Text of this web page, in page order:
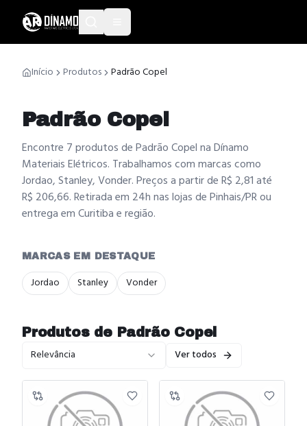
Início Produtos Padrão Copel
Padrão Copel
Encontre 7 produtos de Padrão Copel na Dínamo
Materiais Elétricos. Trabalhamos com marcas como
Jordao, Stanley, Vonder. Preços a partir de R$ 2,81 até
R$ 206,66. Retirada em 24h nas lojas de Pinhais/PR ou
entrega em Curitiba e região.
MARCAS EM DESTAQUE
Jordao Stanley Vonder
Produtos de Padrão Copel
Relevância Ver todos